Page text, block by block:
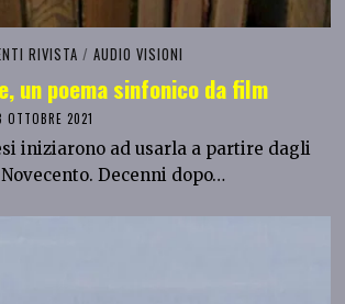
RIVISTA / AUDIO VISIONI
un poema sinfonico da film
OTTOBRE 2021
iniziarono ad usarla a partire dagli
Decenni dopo…